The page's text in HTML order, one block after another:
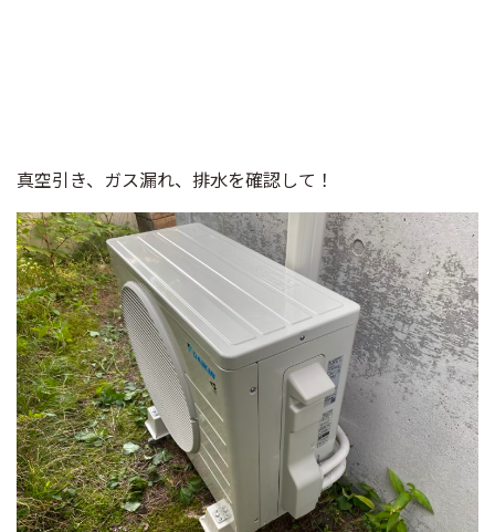
真空引き、ガス漏れ、排水を確認して！